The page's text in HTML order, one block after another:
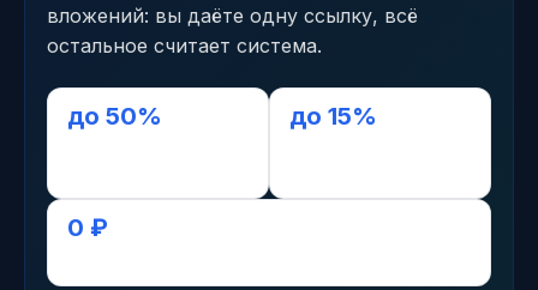
вложений: вы даёте одну ссылку, всё
остальное считает система.
до 50% до 15%
0 ₽